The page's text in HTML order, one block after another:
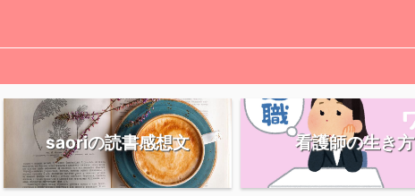
saoriの読書感想文 看護師の生き方